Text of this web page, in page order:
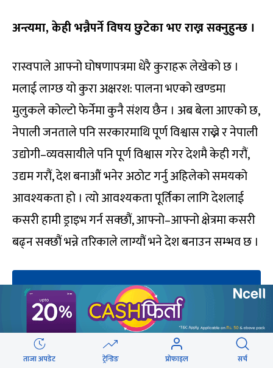
अन्त्यमा, केही भन्नैपर्ने विषय छुटेका भए राख्न सक्नुहुन्छ ।
रास्वपाले आफ्नो घोषणापत्रमा धेरै कुराहरू लेखेको छ ।
मलाई लाग्छ यो कुरा अक्षरश: पालना भएको खण्डमा
मुलुकले कोल्टो फेर्नेमा कुनै संशय छैन । अब बेला आएको छ,
नेपाली जनताले पनि सरकारमाथि पूर्ण विश्वास राख्ने र नेपाली
उद्योगी–व्यवसायीले पनि पूर्ण विश्वास गरेर देशमै केही गरौं,
उद्यम गरौं, देश बनाऔं भनेर अठोट गर्नु अहिलेको समयको
आवश्यकता हो । त्यो आवश्यकता पूर्तिका लागि देशलाई
कसरी हामी ड्राइभ गर्न सक्छौं, आफ्नो–आफ्नो क्षेत्रमा कसरी
बढ्न सक्छौं भन्ने तरिकाले लाग्यौं भने देश बनाउन सम्भव छ ।
ताजा अपडेट ट्रेन्डिङ प्रोफाइल सर्च